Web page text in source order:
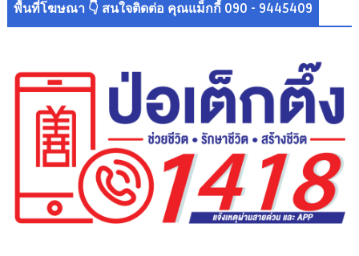
พื้นที่โฆษณา 👇 สนใจติดต่อ คุณแม็กกี้ 090 - 9445409